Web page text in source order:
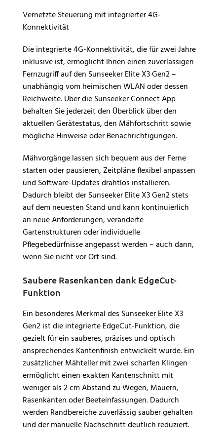
Vernetzte Steuerung mit integrierter 4G-
Konnektivität
Die integrierte 4G-Konnektivität, die für zwei Jahre
inklusive ist, ermöglicht Ihnen einen zuverlässigen
Fernzugriff auf den Sunseeker Elite X3 Gen2 –
unabhängig vom heimischen WLAN oder dessen
Reichweite. Über die Sunseeker Connect App
behalten Sie jederzeit den Überblick über den
aktuellen Gerätestatus, den Mähfortschritt sowie
mögliche Hinweise oder Benachrichtigungen.
Mähvorgänge lassen sich bequem aus der Ferne
starten oder pausieren, Zeitpläne flexibel anpassen
und Software-Updates drahtlos installieren.
Dadurch bleibt der Sunseeker Elite X3 Gen2 stets
auf dem neuesten Stand und kann kontinuierlich
an neue Anforderungen, veränderte
Gartenstrukturen oder individuelle
Pflegebedürfnisse angepasst werden – auch dann,
wenn Sie nicht vor Ort sind.
Saubere Rasenkanten dank EdgeCut-
Funktion
Ein besonderes Merkmal des Sunseeker Elite X3
Gen2 ist die integrierte EdgeCut-Funktion, die
gezielt für ein sauberes, präzises und optisch
ansprechendes Kantenfinish entwickelt wurde. Ein
zusätzlicher Mähteller mit zwei scharfen Klingen
ermöglicht einen exakten Kantenschnitt mit
weniger als 2 cm Abstand zu Wegen, Mauern,
Rasenkanten oder Beeteinfassungen. Dadurch
werden Randbereiche zuverlässig sauber gehalten
und der manuelle Nachschnitt deutlich reduziert.